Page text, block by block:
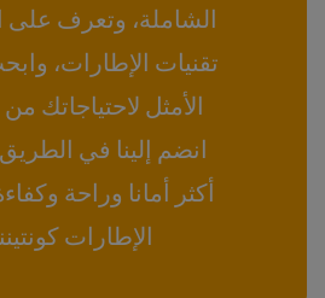
الشاملة، وتعرف على
تقنيات الإطارات،
الأمثل لاحتياجاتك
انضم إلينا في
أكثر أمانا وراحة
الإطارات